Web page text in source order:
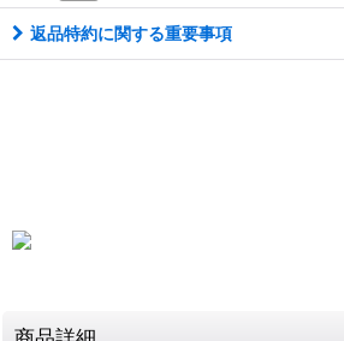
返品特約に関する重要事項